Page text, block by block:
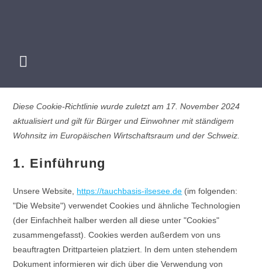
Diese Cookie-Richtlinie wurde zuletzt am 17. November 2024
aktualisiert und gilt für Bürger und Einwohner mit ständigem
Wohnsitz im Europäischen Wirtschaftsraum und der Schweiz.
1. Einführung
Unsere Website, https://tauchbasis-ilsesee.de (im folgenden:
"Die Website") verwendet Cookies und ähnliche Technologien
(der Einfachheit halber werden all diese unter "Cookies"
zusammengefasst). Cookies werden außerdem von uns
beauftragten Drittparteien platziert. In dem unten stehendem
Dokument informieren wir dich über die Verwendung von